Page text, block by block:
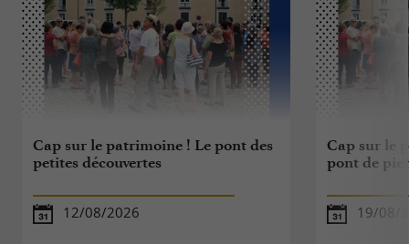
Cap sur le patrimoine ! Le pont des
petites découvertes
12/08/2026
Cap sur le
pont de
19/08/